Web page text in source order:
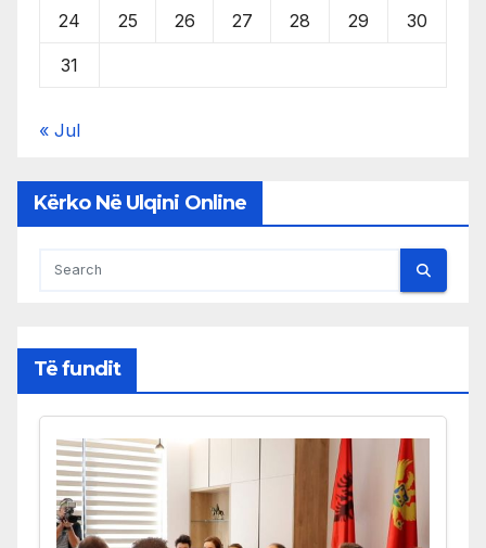
24 25 26 27 28 29 30
31
« Jul
Kërko Në Ulqini Online
Të fundit